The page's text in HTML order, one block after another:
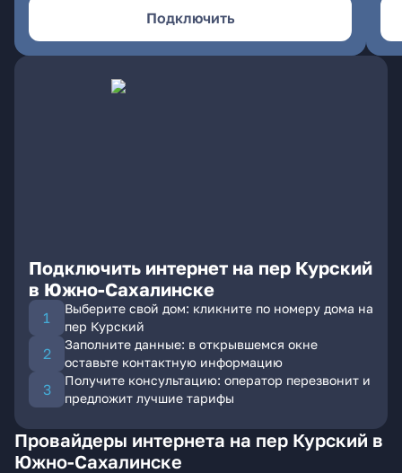
Подключить
Подключить интернет на пер Курский
в Южно-Сахалинске
Выберите свой дом: кликните по номеру дома на
пер Курский
Заполните данные: в открывшемся окне
оставьте контактную информацию
Получите консультацию: оператор перезвонит и
предложит лучшие тарифы
Провайдеры интернета на пер Курский в
Южно-Сахалинске